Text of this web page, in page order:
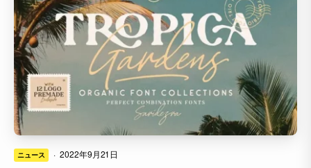
ニュース · 2022年9月21日